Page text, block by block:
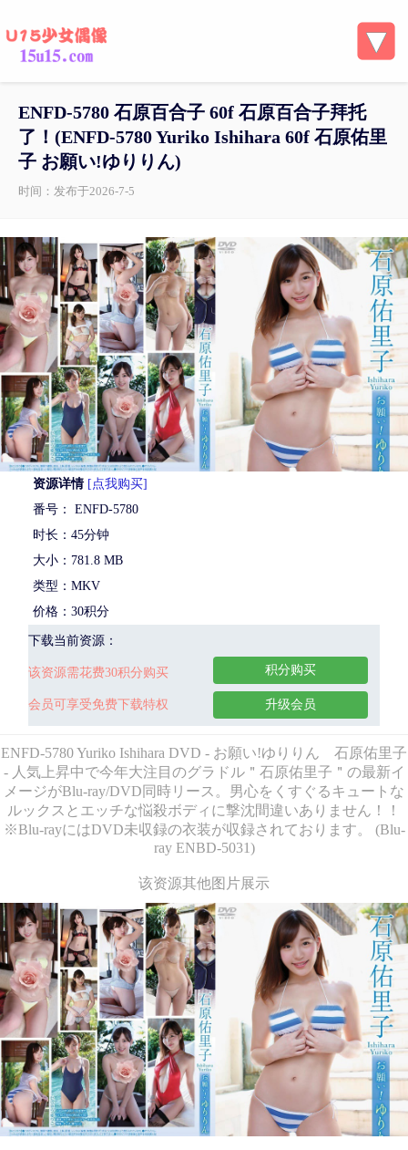
ENFD-5780 石原百合子 60f 石原百合子拜托
了！(ENFD-5780 Yuriko Ishihara 60f 石原佑里
子 お願い!ゆりりん)
时间：发布于2026-7-5
资源详情 [点我购买]
番号： ENFD-5780
时长：45分钟
大小：781.8 MB
类型：MKV
价格：30积分
下载当前资源：
该资源需花费30积分购买
会员可享受免费下载特权
积分购买
升级会员
ENFD-5780 Yuriko Ishihara DVD - お願い!ゆりりん 石原佑里子
- 人気上昇中で今年大注目のグラドル＂石原佑里子＂の最新イ
メージがBlu-ray/DVD同時リース。男心をくすぐるキュートな
ルックスとエッチな悩殺ボディに撃沈間違いありません！！
※Blu-rayにはDVD未収録の衣装が収録されております。 (Blu-
ray ENBD-5031)
该资源其他图片展示